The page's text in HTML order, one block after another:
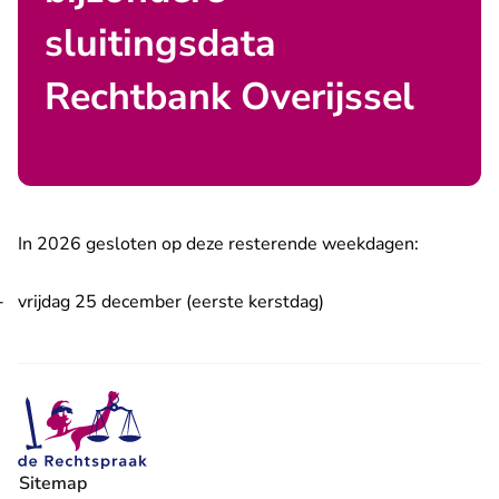
sluitingsdata
Rechtbank Overijssel
In 2026 gesloten op deze resterende weekdagen:
vrijdag 25 december (eerste kerstdag)
Sitemap